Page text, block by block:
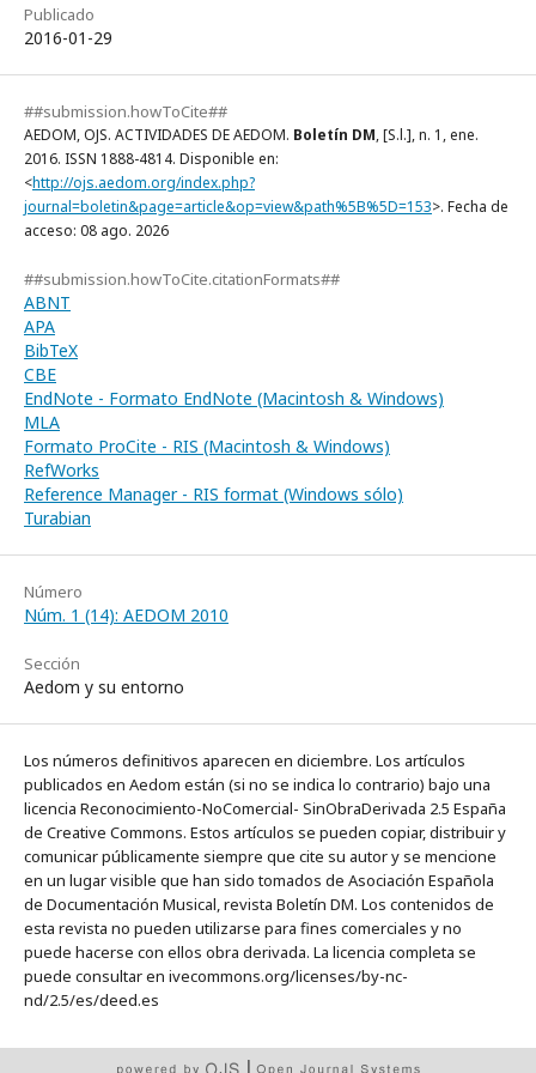
Publicado
2016-01-29
##submission.howToCite##
AEDOM, OJS. ACTIVIDADES DE AEDOM. Boletín DM, [S.l.], n. 1, ene.
2016. ISSN 1888-4814. Disponible en:
<http://ojs.aedom.org/index.php?
journal=boletin&page=article&op=view&path%5B%5D=153>. Fecha de
acceso: 08 ago. 2026
##submission.howToCite.citationFormats##
ABNT
APA
BibTeX
CBE
EndNote - Formato EndNote (Macintosh & Windows)
MLA
Formato ProCite - RIS (Macintosh & Windows)
RefWorks
Reference Manager - RIS format (Windows sólo)
Turabian
Número
Núm. 1 (14): AEDOM 2010
Sección
Aedom y su entorno
Los números definitivos aparecen en diciembre. Los artículos
publicados en Aedom están (si no se indica lo contrario) bajo una
licencia Reconocimiento-NoComercial- SinObraDerivada 2.5 España
de Creative Commons. Estos artículos se pueden copiar, distribuir y
comunicar públicamente siempre que cite su autor y se mencione
en un lugar visible que han sido tomados de Asociación Española
de Documentación Musical, revista Boletín DM. Los contenidos de
esta revista no pueden utilizarse para fines comerciales y no
puede hacerse con ellos obra derivada. La licencia completa se
puede consultar en ivecommons.org/licenses/by-nc-
nd/2.5/es/deed.es